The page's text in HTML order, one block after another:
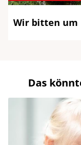
Wir bitten
Das